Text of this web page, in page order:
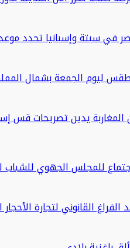
ليوم الجمعة بشمال
المغاربة يدين تصريحات قس
للمجلس الجهوي
القانوني لتجارة